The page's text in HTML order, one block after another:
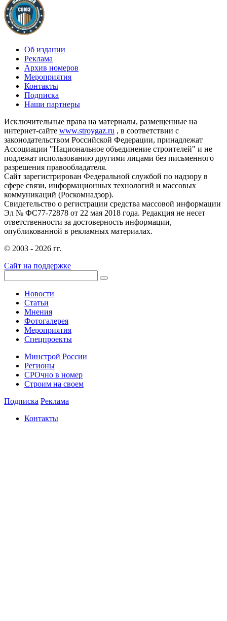
Об издании
Реклама
Архив номеров
Мероприятия
Контакты
Подписка
Наши партнеры
Исключительные права на материалы, размещенные на
интернет-сайте www.stroygaz.ru , в соответствии с
законодательством Российской Федерации, принадлежат
Ассоциации "Национальное объединение строителей" и не
подлежат использованию другими лицами без письменного
разрешения правообладателя.
Сайт зарегистрирован Федеральной службой по надзору в
сфере связи, информационных технологий и массовых
коммуникаций (Роскомнадзор).
Свидетельство о регистрации средства массовой информации
Эл № ФС77-72878 от 22 мая 2018 года. Редакция не несет
ответственности за достоверность информации,
опубликованной в рекламных материалах.
© 2003 - 2026 гг.
Сайт на поддержке
Новости
Статьи
Мнения
Фотогалерея
Мероприятия
Спецпроекты
Минстрой России
Регионы
СРОчно в номер
Строим на своем
Подписка Реклама
Контакты